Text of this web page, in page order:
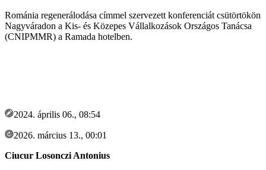
Románia regenerálodása címmel szervezett konferenciát csütörtökön
Nagyváradon a Kis- és Közepes Vállalkozások Országos Tanácsa
(CNIPMMR) a Ramada hotelben.
2024. április 06., 08:54
2026. március 13., 00:01
Ciucur Losonczi Antonius